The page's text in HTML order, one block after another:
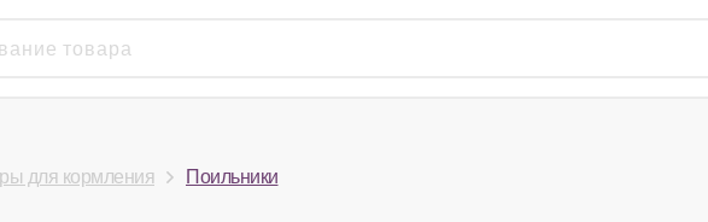
для кормления Поильники